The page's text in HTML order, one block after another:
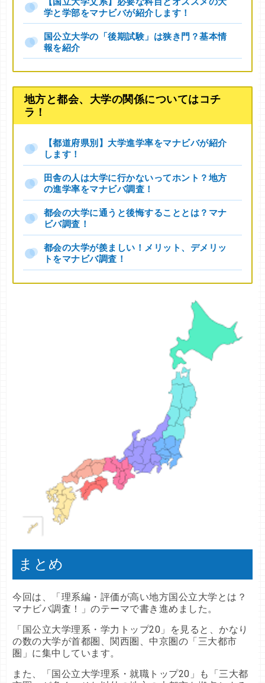
学と学部をマナビバが紹介します！
国公立大学の「後期試験」は狭き門？基本情
報を紹介
地方と都会、大学の関係についてはコチ
ラ！
【都道府県別】大学進学率をマナビバが紹介
します！
田舎の人は大学に行かないってホント？地方
の進学率をマナビバ調査！
都会の大学に通うと後悔することとは？マナ
ビバ調査！
都会の大学が羨ましい！メリット、デメリッ
トをマナビバ調査！
まとめ
今回は、「理系編・評価が高い地方国公立大学とは？
マナビバ調査！」のテーマで書き進めました。
「国公立大学理系・学力トップ20」を見ると、かなり
の数の大学が首都圏、関西圏、中京圏の「三大都市
圏」に集中しています。
また、「国公立大学理系・就職トップ20」も「三大都